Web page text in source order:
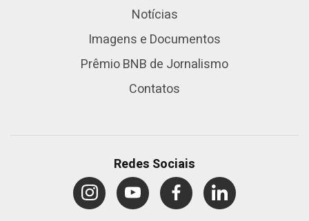
Notícias
Imagens e Documentos
Prêmio BNB de Jornalismo
Contatos
Redes Sociais